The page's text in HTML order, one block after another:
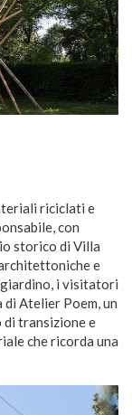
riciclati e
con
storico di Villa
e
giardino, i visitatori
di Atelier Poem, un
di transizione e
che ricorda una